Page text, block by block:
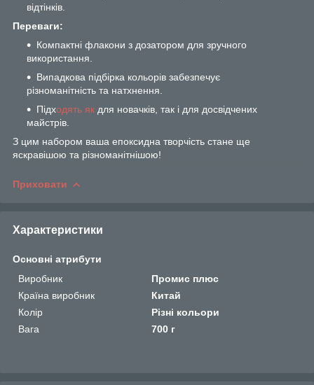
відтінків.
Переваги:
Компактні флакони з дозатором для зручного
використання.
Випадкова підбірка кольорів забезпечує
різноманітність та натхнення.
Підходять як для новачків, так і для досвідчених
майстрів.
З цим набором ваша епоксидна творчість стане ще
яскравішою та різноманітнішою!
Приховати
Характеристики
Основні атрибути
Виробник
Промис плюс
Країна виробник
Китай
Колір
Різні кольори
Вага
700 г